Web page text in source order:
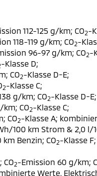
112-125 g/km; CO2-
118-119 g/km; CO2-
96-97 g/km; CO2-
-Klasse D;
CO2-Klasse D-E;
2-Klasse C;
g/km; CO2-Klasse D-E;
CO2-Klasse C;
CO2-Klasse A;
100 km Strom & 2,0 l/
Benzin; CO2-Klasse
2-Emission 60 g/km;
Werte.